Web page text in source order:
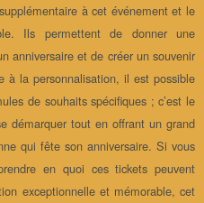
à cet événement et le
Ils permettent de donner une
anniversaire et de créer un souvenir
à la personnalisation, il est possible
de souhaits spécifiques ; c’est le
démarquer tout en offrant un grand
qui fête son anniversaire. Si vous
en quoi ces tickets peuvent
exceptionnelle et mémorable, cet